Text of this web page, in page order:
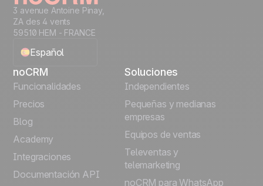
3 avenue Antoine Pinay,
ZA des 4 vents
59510 HEM - FRANCE
Español
English
Português
Italiano
noCRM
Funcionalidades
Precios
Blog
Academy
Integraciones
Documentación API
Soluciones
Independientes
Pequeñas y medianas
empresas
Equipos de ventas
Televentas y
telemarketing
noCRM para WhatsApp